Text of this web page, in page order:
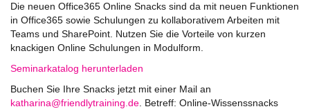
Die neuen Office365 Online Snacks sind da mit neuen Funktionen
in Office365 sowie Schulungen zu kollaborativem Arbeiten mit
Teams und SharePoint. Nutzen Sie die Vorteile von kurzen
knackigen Online Schulungen in Modulform.
Seminarkatalog herunterladen
Buchen Sie Ihre Snacks jetzt mit einer Mail an
ed.gniniartyldneirf@anirahtak . Betreff: Online-Wissenssnacks